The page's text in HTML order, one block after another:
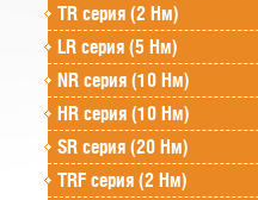
TR серия (2 Нм)
LR серия (5 Нм)
NR серия (10 Нм)
HR серия (10 Нм)
SR серия (20 Нм)
TRF серия (2 Нм)